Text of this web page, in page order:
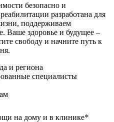
безопасно и
разработана для
поддерживаем
Ваше здоровье и будущее –
свободу и начните путь к
и региона
специалисты
на дому и в клинике*